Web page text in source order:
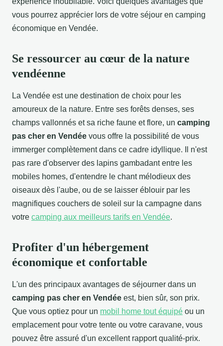
vous pourrez apprécier lors de votre séjour en camping
économique en Vendée.
Se ressourcer au cœur de la nature
vendéenne
La Vendée est une destination de choix pour les
amoureux de la nature. Entre ses forêts denses, ses
champs vallonnés et sa riche faune et flore, un camping
pas cher en Vendée vous offre la possibilité de vous
immerger complètement dans ce cadre idyllique. Il n'est
pas rare d'observer des lapins gambadant entre les
mobiles homes, d'entendre le chant mélodieux des
oiseaux dès l'aube, ou de se laisser éblouir par les
magnifiques couchers de soleil sur la campagne dans
votre camping aux meilleurs tarifs en Vendée.
Profiter d'un hébergement
économique et confortable
L'un des principaux avantages de séjourner dans un
camping pas cher en Vendée est, bien sûr, son prix.
Que vous optiez pour un mobil home tout équipé ou un
emplacement pour votre tente ou votre caravane, vous
pouvez être assuré d'un excellent rapport qualité-prix.